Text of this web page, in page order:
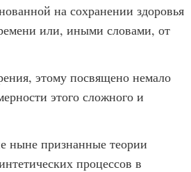
на сохранении здоровья
или, иными словами, от
этому посвящено немало
этого сложного и
ныне признанные теории
процессов в